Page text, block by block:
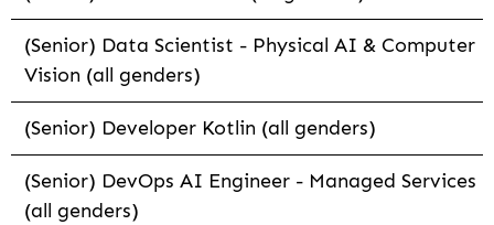
(Senior) Data Scientist - Physical AI & Computer
Vision (all genders)
(Senior) Developer Kotlin (all genders)
(Senior) DevOps AI Engineer - Managed Services
(all genders)